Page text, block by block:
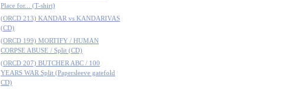
Place for... (T-shirt)
(ORCD 213) KANDAR vs KANDARIVAS
(CD)
(ORCD 199) MORTIFY / HUMAN
CORPSE ABUSE / Split (CD)
(ORCD 207) BUTCHER ABC / 100
YEARS WAR Split (Papersleeve gatefold
CD)